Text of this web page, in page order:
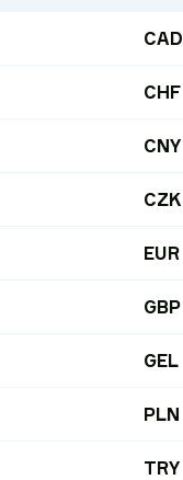
CAD
CHF
CNY
CZK
EUR
GBP
GEL
PLN
TRY